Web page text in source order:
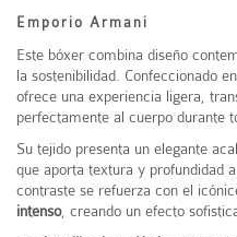
Emporio Armani
Este bóxer combina diseño
la sostenibilidad. Confeccionado
ofrece una experiencia ligera,
perfectamente al cuerpo durante
Su tejido presenta un elegante
que aporta textura y profundidad
contraste se refuerza con el
intenso, creando un efecto